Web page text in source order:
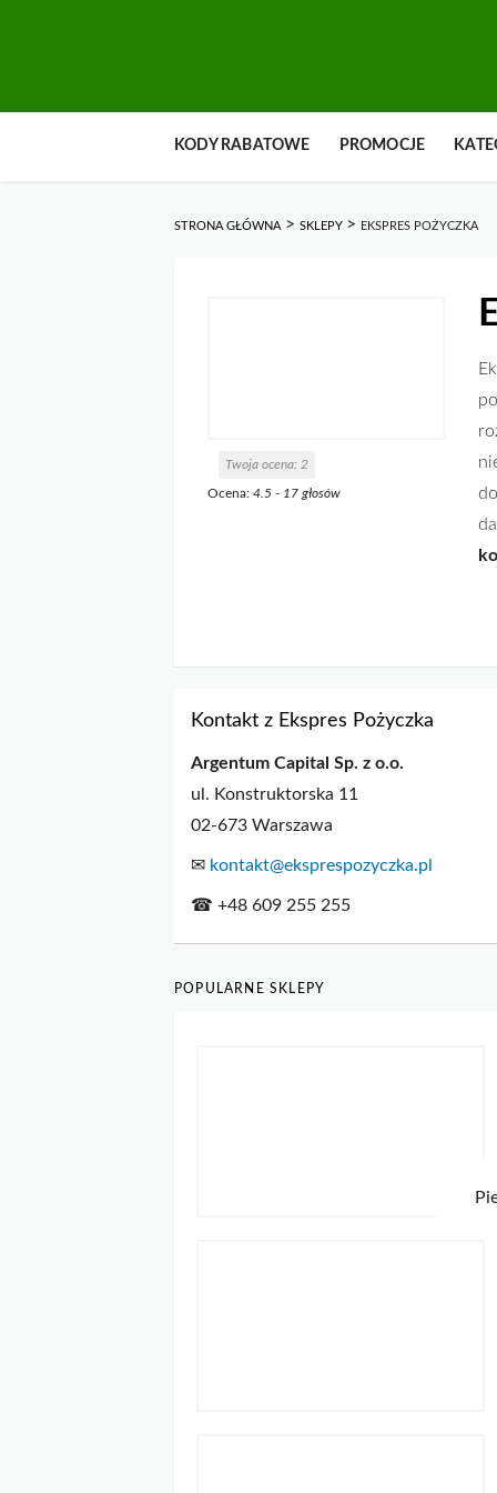
KODY RABATOWE PROMOCJE
STRONA GŁÓWNA > SKLEPY > EKSPRES POŻYCZKA
Twoja ocena: 2
Ocena: 4.5 - 17 głosów
Kontakt z Ekspres Pożyczka
Argentum Capital Sp. z o.o.
ul. Konstruktorska 11
02-673 Warszawa
✉ kontakt@eksprespozyczka.pl
☎ +48 609 255 255
POPULARNE SKLEPY